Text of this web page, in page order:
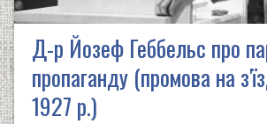
Д-р Йозеф Геббельс про
пропаганду (промова на
1927 р.)